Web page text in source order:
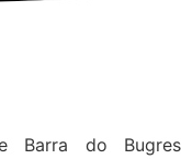
Barra do Bugres